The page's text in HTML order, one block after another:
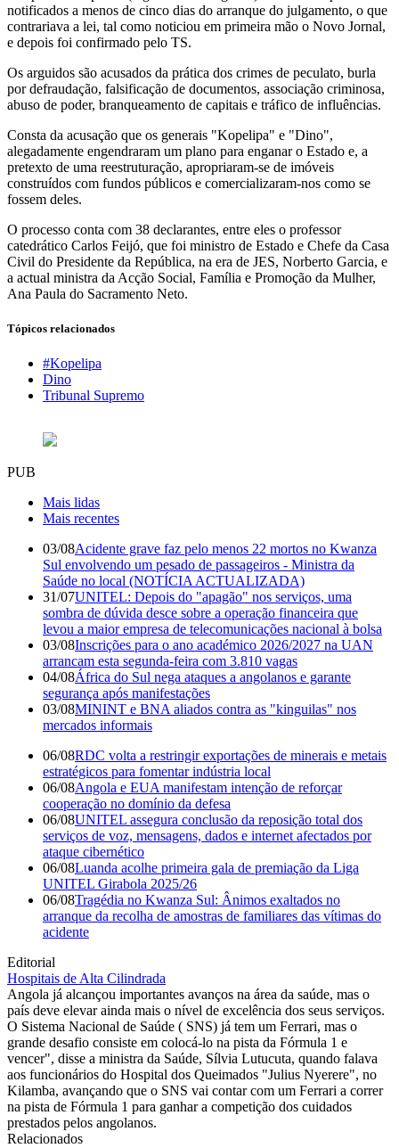
notificados a menos de cinco dias do arranque do julgamento, o que
contrariava a lei, tal como noticiou em primeira mão o Novo Jornal,
e depois foi confirmado pelo TS.
Os arguidos são acusados da prática dos crimes de peculato, burla
por defraudação, falsificação de documentos, associação criminosa,
abuso de poder, branqueamento de capitais e tráfico de influências.
Consta da acusação que os generais "Kopelipa" e "Dino",
alegadamente engendraram um plano para enganar o Estado e, a
pretexto de uma reestruturação, apropriaram-se de imóveis
construídos com fundos públicos e comercializaram-nos como se
fossem deles.
O processo conta com 38 declarantes, entre eles o professor
catedrático Carlos Feijó, que foi ministro de Estado e Chefe da Casa
Civil do Presidente da República, na era de JES, Norberto Garcia, e
a actual ministra da Acção Social, Família e Promoção da Mulher,
Ana Paula do Sacramento Neto.
Tópicos relacionados
#Kopelipa
Dino
Tribunal Supremo
PUB
Mais lidas
Mais recentes
03/08Acidente grave faz pelo menos 22 mortos no Kwanza
Sul envolvendo um pesado de passageiros - Ministra da
Saúde no local (NOTÍCIA ACTUALIZADA)
31/07UNITEL: Depois do "apagão" nos serviços, uma
sombra de dúvida desce sobre a operação financeira que
levou a maior empresa de telecomunicações nacional à bolsa
03/08Inscrições para o ano académico 2026/2027 na UAN
arrancam esta segunda-feira com 3.810 vagas
04/08África do Sul nega ataques a angolanos e garante
segurança após manifestações
03/08MININT e BNA aliados contra as "kinguilas" nos
mercados informais
06/08RDC volta a restringir exportações de minerais e metais
estratégicos para fomentar indústria local
06/08Angola e EUA manifestam intenção de reforçar
cooperação no domínio da defesa
06/08UNITEL assegura conclusão da reposição total dos
serviços de voz, mensagens, dados e internet afectados por
ataque cibernético
06/08Luanda acolhe primeira gala de premiação da Liga
UNITEL Girabola 2025/26
06/08Tragédia no Kwanza Sul: Ânimos exaltados no
arranque da recolha de amostras de familiares das vítimas do
acidente
Editorial
Hospitais de Alta Cilindrada
Angola já alcançou importantes avanços na área da saúde, mas o
país deve elevar ainda mais o nível de excelência dos seus serviços.
O Sistema Nacional de Saúde ( SNS) já tem um Ferrari, mas o
grande desafio consiste em colocá-lo na pista da Fórmula 1 e
vencer", disse a ministra da Saúde, Sílvia Lutucuta, quando falava
aos funcionários do Hospital dos Queimados "Julius Nyerere", no
Kilamba, avançando que o SNS vai contar com um Ferrari a correr
na pista de Fórmula 1 para ganhar a competição dos cuidados
prestados pelos angolanos.
Relacionados